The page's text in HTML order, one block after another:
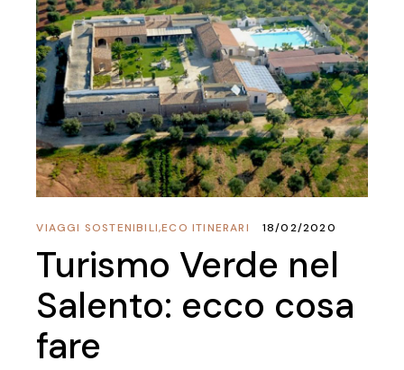
ECO ITINERARI
,
VIAGGI SOSTENIBILI 18/02/2020
Turismo Verde nel
Salento: ecco cosa
fare